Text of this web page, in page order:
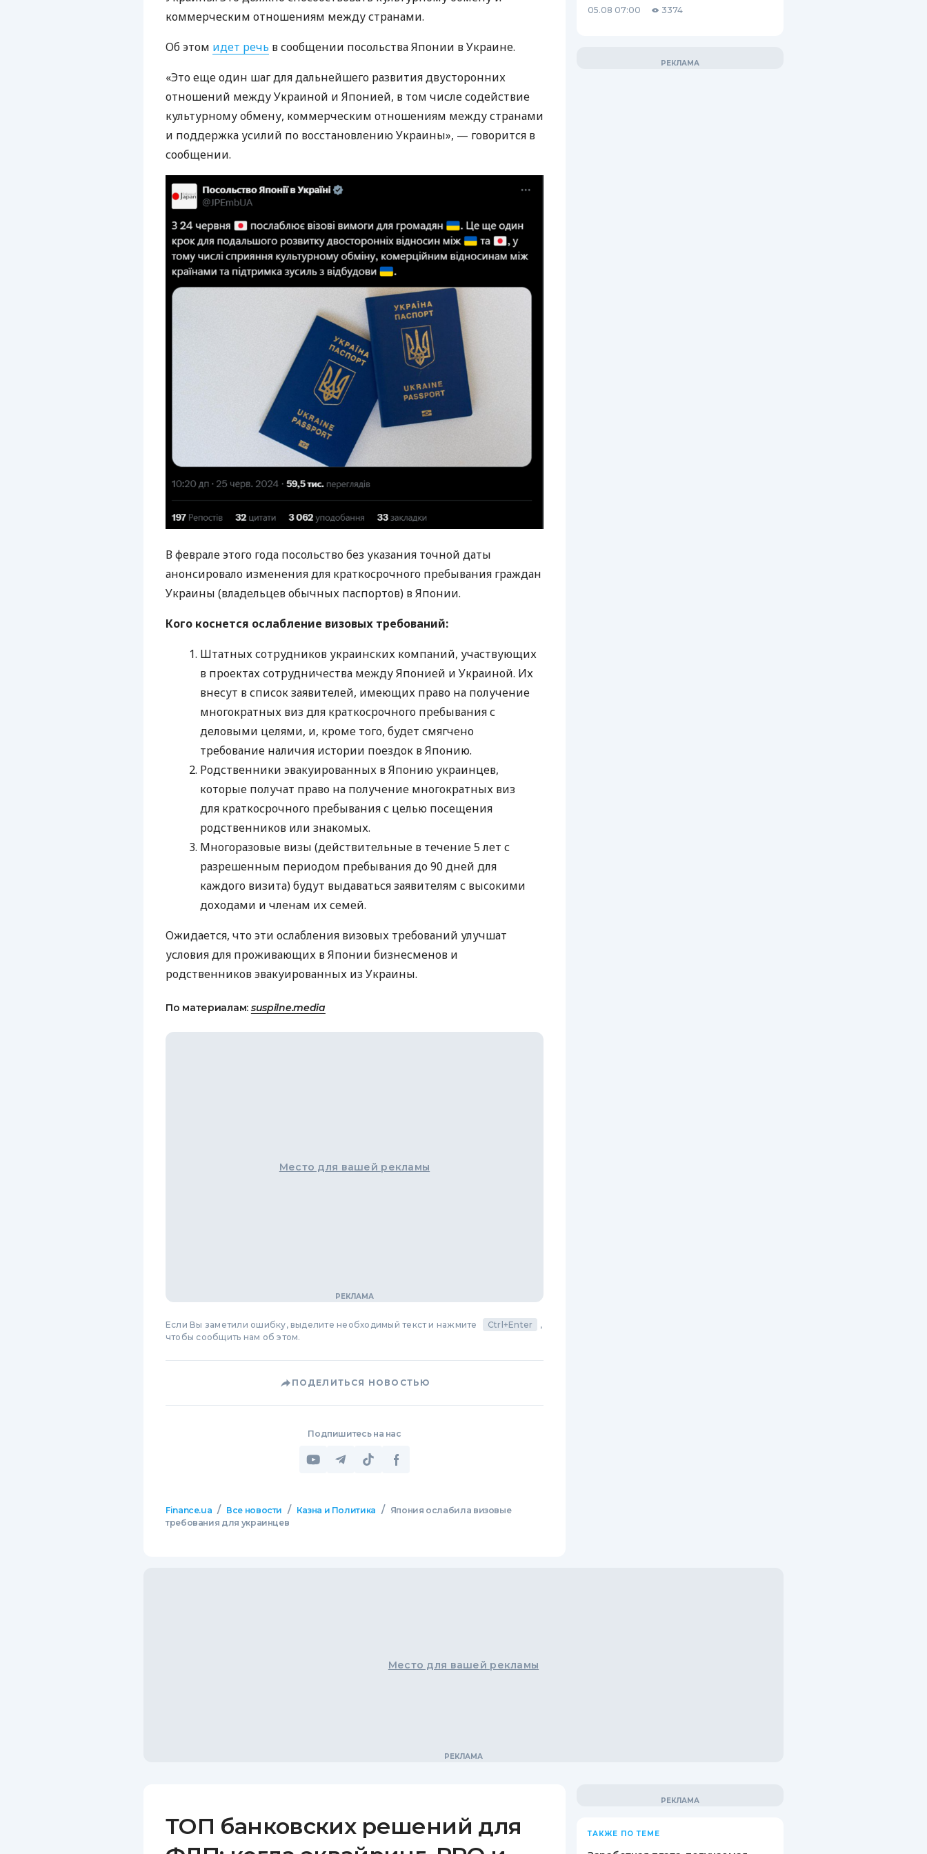
коммерческим отношениям между странами.
Об этом идет речь в сообщении посольства Японии в Украине.
«Это еще один шаг для дальнейшего развития двусторонних
отношений между Украиной и Японией, в том числе содействие
культурному обмену, коммерческим отношениям между странами
и поддержка усилий по восстановлению Украины», — говорится в
сообщении.
В феврале этого года посольство без указания точной даты
анонсировало изменения для краткосрочного пребывания граждан
Украины (владельцев обычных паспортов) в Японии.
Кого коснется ослабление визовых требований:
Штатных сотрудников украинских компаний, участвующих
в проектах сотрудничества между Японией и Украиной. Их
внесут в список заявителей, имеющих право на получение
многократных виз для краткосрочного пребывания с
деловыми целями, и, кроме того, будет смягчено
требование наличия истории поездок в Японию.
Родственники эвакуированных в Японию украинцев,
которые получат право на получение многократных виз
для краткосрочного пребывания с целью посещения
родственников или знакомых.
Многоразовые визы (действительные в течение 5 лет с
разрешенным периодом пребывания до 90 дней для
каждого визита) будут выдаваться заявителям с высокими
доходами и членам их семей.
Ожидается, что эти ослабления визовых требований улучшат
условия для проживающих в Японии бизнесменов и
родственников эвакуированных из Украины.
По материалам: suspilne.media
Место для вашей рекламы
Если Вы заметили ошибку, выделите необходимый текст и нажмите Ctrl+Enter
,
чтобы сообщить нам об этом.
ПОДЕЛИТЬСЯ НОВОСТЬЮ
Подпишитесь на нас
Finance.ua / Все новости / Казна и Политика /
Япония ослабила визовые
требования для украинцев
05.08 07:00 3374
Место для вашей рекламы
ТОП банковских решений для
ТАКЖЕ ПО ТЕМЕ